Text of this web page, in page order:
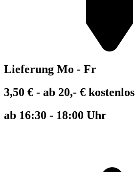
Lieferung Mo - Fr
3,50 € - ab 20,- € kostenlos
ab 16:30 - 18:00 Uhr​